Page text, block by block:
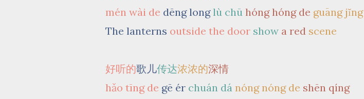
mén wài de dēng long lù chū hóng hóng de guāng jǐng
The lanterns outside the door show a red scene
好听的歌儿传达浓浓的深情
hǎo tīng de gē ér chuán dá nóng nóng de shēn qíng